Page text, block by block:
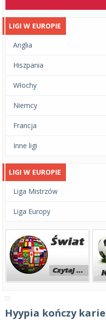
LIGI W EUROPIE
Anglia
Hiszpania
Włochy
Niemcy
Francja
Inne ligi
LIGI W EUROPIE
Liga Mistrzów
Liga Europy
Hyypia kończy